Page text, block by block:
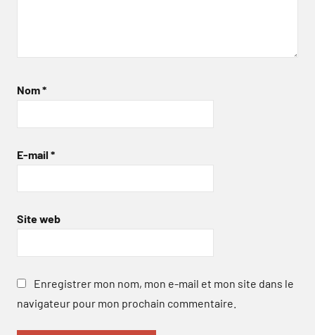
Nom*
E-mail *
Site web
Enregistrer mon nom, mon e-mail et mon site dans le
navigateur pour mon prochain commentaire.